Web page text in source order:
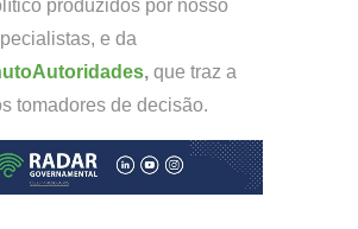
produzidos por nosso
e da
, que traz a
tomadores de decisão.